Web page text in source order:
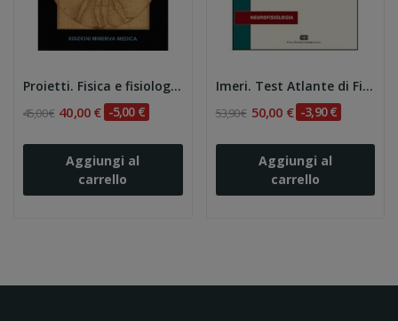
Proietti. Fisica e fisiologia. L'uomo...
45,00 € 40,00 € -5,00 €
Aggiungi al
carrello
Imeri. Test Atlante di Fisiologia Umana:...
53,90 € 50,00 € -3,90 €
Aggiungi al
carrello